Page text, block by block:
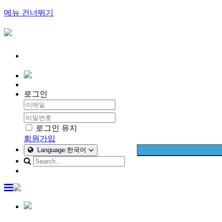
메뉴 건너뛰기
로그인
로그인 유지
회원가입
Language:한국어